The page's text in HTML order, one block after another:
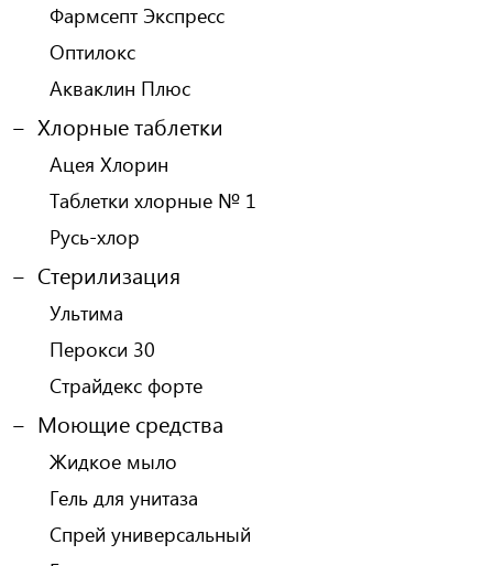
Фармсепт Экспресс
Оптилокс
Акваклин Плюс
Хлорные таблетки
Ацея Хлорин
Таблетки хлорные № 1
Русь-хлор
Стерилизация
Ультима
Перокси 30
Страйдекс форте
Моющие средства
Жидкое мыло
Гель для унитаза
Спрей универсальный